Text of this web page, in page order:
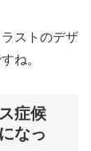
ストのデザ
ね。
症候
なっ